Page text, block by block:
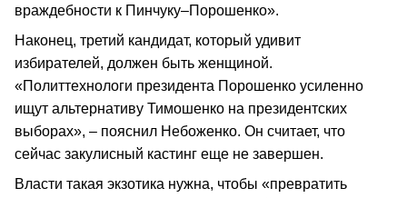
враждебности к Пинчуку–Порошенко».
Наконец, третий кандидат, который удивит
избирателей, должен быть женщиной.
«Политтехнологи президента Порошенко усиленно
ищут альтернативу Тимошенко на президентских
выборах», – пояснил Небоженко. Он считает, что
сейчас закулисный кастинг еще не завершен.
Власти такая экзотика нужна, чтобы «превратить